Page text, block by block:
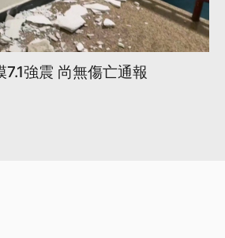
強震 尚無傷亡通報